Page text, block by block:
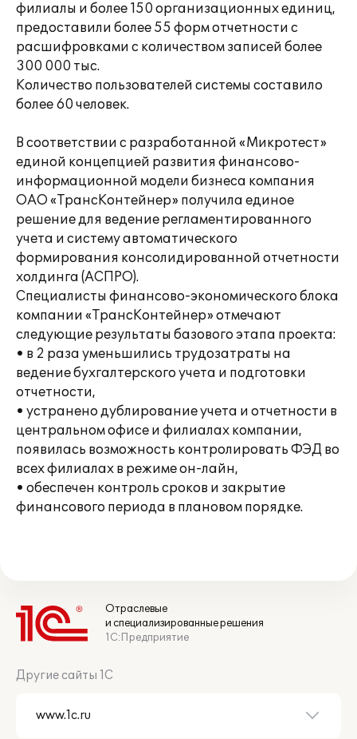
филиалы и более 150 организационных единиц,
предоставили более 55 форм отчетности с
расшифровками с количеством записей более
300 000 тыс.
Количество пользователей системы составило
более 60 человек.
В соответствии с разработанной «Микротест»
единой концепцией развития финансово-
информационной модели бизнеса компания
ОАО «ТрансКонтейнер» получила единое
решение для ведение регламентированного
учета и систему автоматического
формирования консолидированной отчетности
холдинга (АСПРО).
Специалисты финансово-экономического блока
компании «ТрансКонтейнер» отмечают
следующие результаты базового этапа проекта:
• в 2 раза уменьшились трудозатраты на
ведение бухгалтерского учета и подготовки
отчетности,
• устранено дублирование учета и отчетности в
центральном офисе и филиалах компании,
появилась возможность контролировать ФЭД во
всех филиалах в режиме он-лайн,
• обеспечен контроль сроков и закрытие
финансового периода в плановом порядке.
Отраслевые
и специализированные решения
1С:Предприятие
Другие сайты 1С